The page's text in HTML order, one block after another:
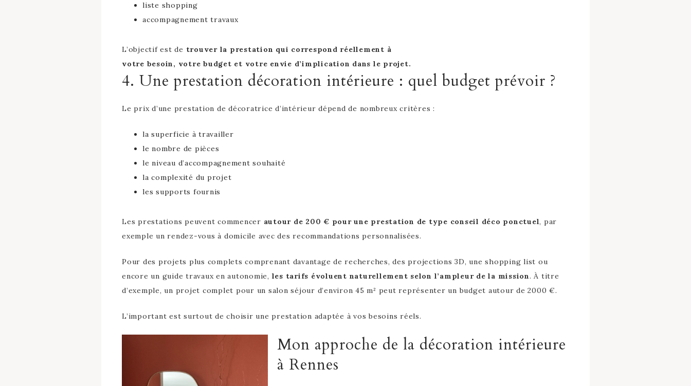
liste shopping
accompagnement travaux
L’objectif est de trouver la prestation qui correspond réellement à
votre besoin, votre budget et votre envie d’implication dans le projet.
4. Une prestation décoration intérieure : quel budget prévoir ?
Le prix d’une prestation de décoratrice d’intérieur dépend de nombreux critères :
la superficie à travailler
le nombre de pièces
le niveau d’accompagnement souhaité
la complexité du projet
les supports fournis
Les prestations peuvent commencer autour de 200 € pour une prestation de type conseil déco ponctuel, par
exemple un rendez-vous à domicile avec des recommandations personnalisées.
Pour des projets plus complets comprenant davantage de recherches, des projections 3D, une shopping list ou
encore un guide travaux en autonomie, les tarifs évoluent naturellement selon l’ampleur de la mission. À titre
d’exemple, un projet complet pour un salon séjour d’environ 45 m² peut représenter un budget autour de 2000 €.
L’important est surtout de choisir une prestation adaptée à vos besoins réels.
Mon approche de la décoration intérieure
à Rennes